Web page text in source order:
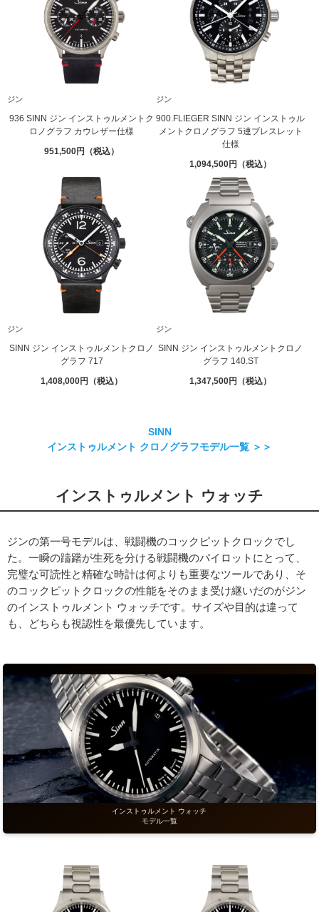
ジン
936 SINN ジン インストゥルメントク
ロノグラフ カウレザー仕様
951,500
ジン
900.FLIEGER SINN ジン インストゥル
メントクロノグラフ 5連ブレスレット
仕様
1,094,500
ジン
SINN ジン インストゥルメントクロノ
グラフ 717
1,408,000
ジン
SINN ジン インストゥルメントクロノ
グラフ 140.ST
1,347,500
SINN
インストゥルメント クロノグラフモデル一覧 ＞＞
インストゥルメント ウォッチ
ジンの第一号モデルは、戦闘機のコックピットクロックでし
た。一瞬の躊躇が生死を分ける戦闘機のパイロットにとって、
完璧な可読性と精確な時計は何よりも重要なツールであり、そ
のコックピットクロックの性能をそのまま受け継いだのがジン
のインストゥルメント ウォッチです。サイズや目的は違って
も、どちらも視認性を最優先しています。
インストゥルメント ウォッチ
モデル一覧